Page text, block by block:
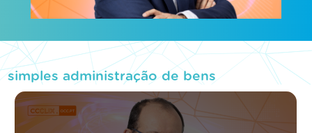
simples administração de bens